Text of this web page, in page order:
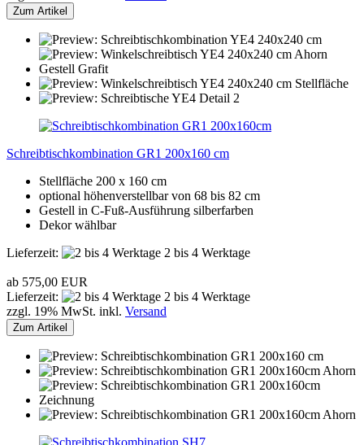
Zum Artikel
Schreibtischkombination GR1 200x160 cm
Stellfläche 200 x 160 cm
optional höhenverstellbar von 68 bis 82 cm
Gestell in C-Fuß-Ausführung silberfarben
Dekor wählbar
Lieferzeit:
2 bis 4 Werktage
ab 575,00 EUR
Lieferzeit:
2 bis 4 Werktage
zzgl. 19% MwSt. inkl. Versand
Zum Artikel